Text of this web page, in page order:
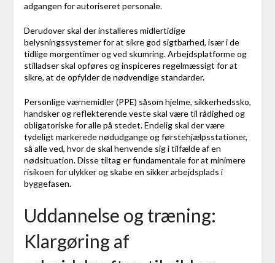
adgangen for autoriseret personale.
Derudover skal der installeres midlertidige
belysningssystemer for at sikre god sigtbarhed, især i de
tidlige morgentimer og ved skumring. Arbejdsplatforme og
stilladser skal opføres og inspiceres regelmæssigt for at
sikre, at de opfylder de nødvendige standarder.
Personlige værnemidler (PPE) såsom hjelme, sikkerhedssko,
handsker og reflekterende veste skal være til rådighed og
obligatoriske for alle på stedet. Endelig skal der være
tydeligt markerede nødudgange og førstehjælpsstationer,
så alle ved, hvor de skal henvende sig i tilfælde af en
nødsituation. Disse tiltag er fundamentale for at minimere
risikoen for ulykker og skabe en sikker arbejdsplads i
byggefasen.
Uddannelse og træning:
Klargøring af